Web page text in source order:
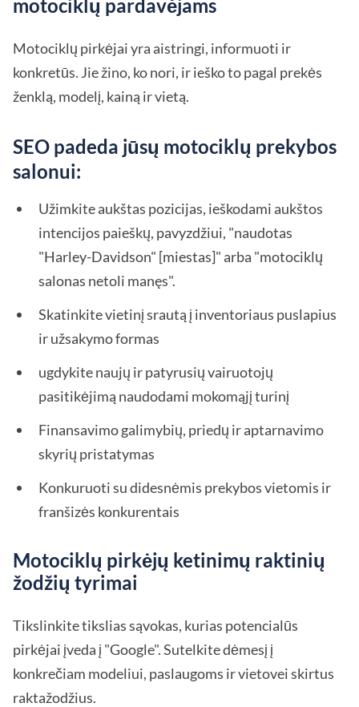
motociklų pardavėjams
Motociklų pirkėjai yra aistringi, informuoti ir
konkretūs. Jie žino, ko nori, ir ieško to pagal prekės
ženklą, modelį, kainą ir vietą.
SEO padeda jūsų motociklų prekybos
salonui:
Užimkite aukštas pozicijas, ieškodami aukštos
intencijos paieškų, pavyzdžiui, "naudotas
"Harley-Davidson" [miestas]" arba "motociklų
salonas netoli manęs".
Skatinkite vietinį srautą į inventoriaus puslapius
ir užsakymo formas
ugdykite naujų ir patyrusių vairuotojų
pasitikėjimą naudodami mokomąjį turinį
Finansavimo galimybių, priedų ir aptarnavimo
skyrių pristatymas
Konkuruoti su didesnėmis prekybos vietomis ir
franšizės konkurentais
Motociklų pirkėjų ketinimų raktinių
žodžių tyrimai
Tikslinkite tikslias sąvokas, kurias potencialūs
pirkėjai įveda į "Google". Sutelkite dėmesį į
konkrečiam modeliui, paslaugoms ir vietovei skirtus
raktažodžius.